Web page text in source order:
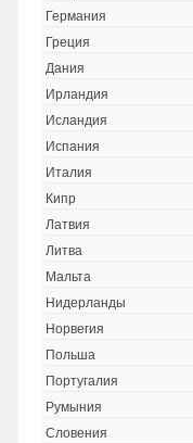
Германия
Греция
Дания
Ирландия
Исландия
Испания
Италия
Кипр
Латвия
Литва
Мальта
Нидерланды
Норвегия
Польша
Португалия
Румыния
Словения